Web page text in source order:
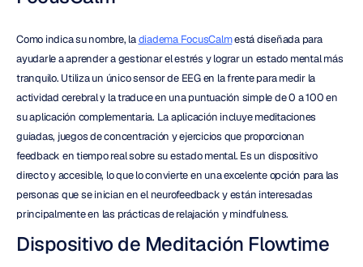
Como indica su nombre, la diadema FocusCalm está diseñada para
ayudarle a aprender a gestionar el estrés y lograr un estado mental más
tranquilo. Utiliza un único sensor de EEG en la frente para medir la
actividad cerebral y la traduce en una puntuación simple de 0 a 100 en
su aplicación complementaria. La aplicación incluye meditaciones
guiadas, juegos de concentración y ejercicios que proporcionan
feedback en tiempo real sobre su estado mental. Es un dispositivo
directo y accesible, lo que lo convierte en una excelente opción para las
personas que se inician en el neurofeedback y están interesadas
principalmente en las prácticas de relajación y mindfulness.
Dispositivo de Meditación Flowtime